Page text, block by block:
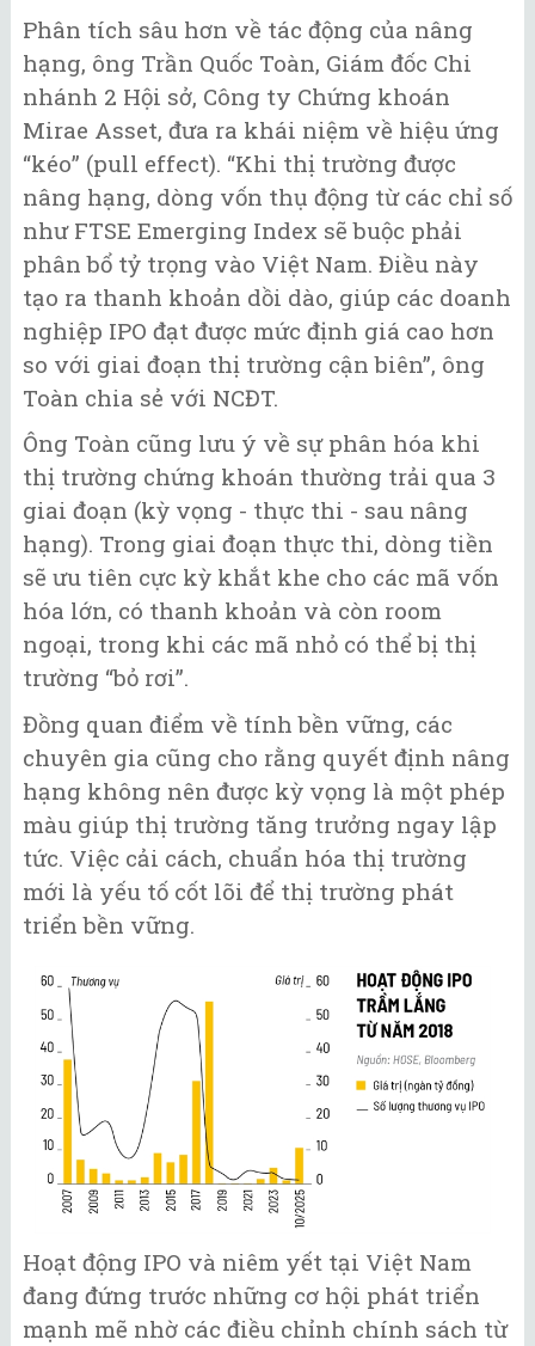
Phân tích sâu hơn về tác động của nâng
hạng, ông Trần Quốc Toàn, Giám đốc Chi
nhánh 2 Hội sở, Công ty Chứng khoán
Mirae Asset, đưa ra khái niệm về hiệu ứng
“kéo” (pull effect). “Khi thị trường được
nâng hạng, dòng vốn thụ động từ các chỉ số
như FTSE Emerging Index sẽ buộc phải
phân bổ tỷ trọng vào Việt Nam. Điều này
tạo ra thanh khoản dồi dào, giúp các doanh
nghiệp IPO đạt được mức định giá cao hơn
so với giai đoạn thị trường cận biên”, ông
Toàn chia sẻ với NCĐT.
Ông Toàn cũng lưu ý về sự phân hóa khi
thị trường chứng khoán thường trải qua 3
giai đoạn (kỳ vọng - thực thi - sau nâng
hạng). Trong giai đoạn thực thi, dòng tiền
sẽ ưu tiên cực kỳ khắt khe cho các mã vốn
hóa lớn, có thanh khoản và còn room
ngoại, trong khi các mã nhỏ có thể bị thị
trường “bỏ rơi”.
Đồng quan điểm về tính bền vững, các
chuyên gia cũng cho rằng quyết định nâng
hạng không nên được kỳ vọng là một phép
màu giúp thị trường tăng trưởng ngay lập
tức. Việc cải cách, chuẩn hóa thị trường
mới là yếu tố cốt lõi để thị trường phát
triển bền vững.
Hoạt động IPO và niêm yết tại Việt Nam
đang đứng trước những cơ hội phát triển
mạnh mẽ nhờ các điều chỉnh chính sách từ